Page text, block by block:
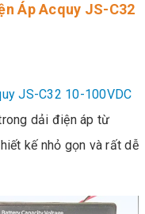
Áp Acquy JS-C32
JS-C32 10-100VDC
dải điện áp từ
kế nhỏ gọn và rất dễ